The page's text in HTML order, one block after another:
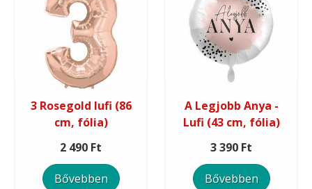
3 Rosegold lufi (86
cm, fólia)
2 490 Ft
Bővebben
A Legjobb Anya -
Lufi (43 cm, fólia)
3 390 Ft
Bővebben